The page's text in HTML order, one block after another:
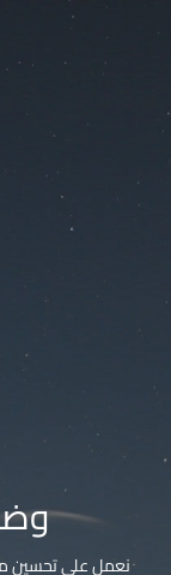
نعمل على تحسين